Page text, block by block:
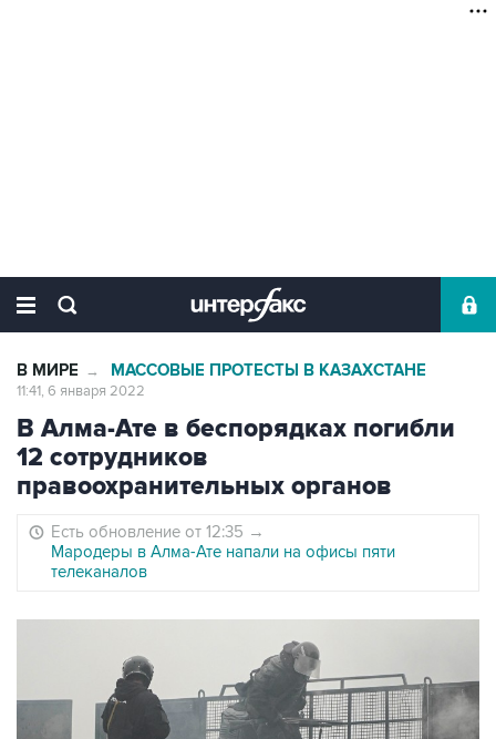
В МИРЕ → МАССОВЫЕ ПРОТЕСТЫ В КАЗАХСТАНЕ
11:41, 6 января 2022
В Алма-Ате в беспорядках погибли
12 сотрудников
правоохранительных органов
Есть обновление от 12:35 →
Мародеры в Алма-Ате напали на офисы пяти
телеканалов